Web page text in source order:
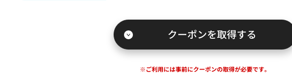
クーポンを取得する
※ご利用には事前にクーポンの取得が必要です。